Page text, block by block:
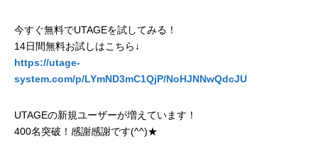
今すぐ無料でUTAGEを試してみる！
14日間無料お試しはこちら↓
https://utage-
system.com/p/LYmND3mC1QjP/NoHJNNwQdcJU
UTAGEの新規ユーザーが増えています！
400名突破！感謝感謝です(^^)★